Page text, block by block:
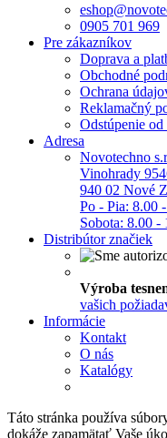
0905 701 969
Pre zákazníkov
Doprava a
Obchodné
Ochrana
Reklamačný
Odstúpenie
Adresa
Novotechno
Vinohrady
940 02 Nové
Po - Pia: 8.00
Sobota: 8.00 -
Distribútor značiek
Výroba
vašich
Informácie
Kontakt
O nás
Katalógy
Táto stránka používa
dokáže zapamätať Vaše